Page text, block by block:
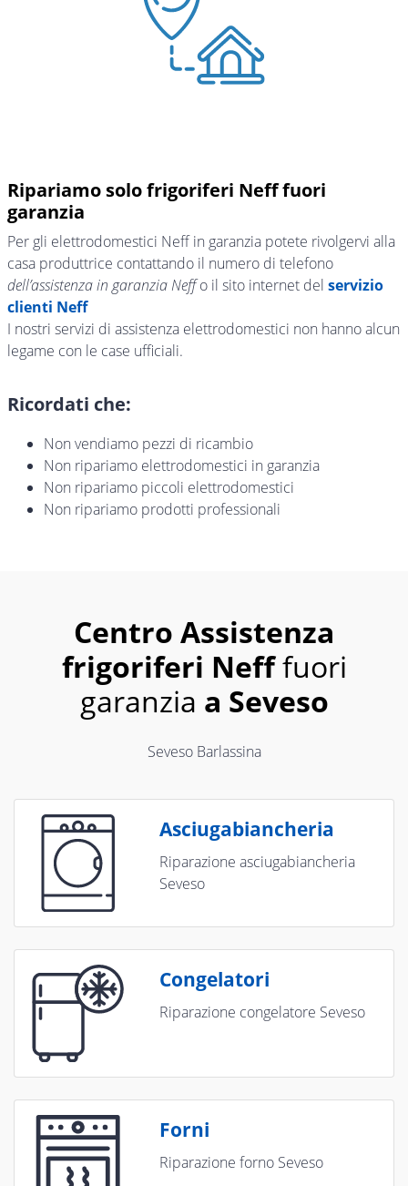
Ripariamo solo frigoriferi Neff fuori
garanzia
Per gli elettrodomestici Neff in garanzia potete rivolgervi alla
casa produttrice contattando il numero di telefono
dell’assistenza in garanzia Neffo il sito internet del servizio
clienti Neff
I nostri servizi di assistenza elettrodomestici non hanno alcun
legame con le case ufficiali.
Ricordati che:
Non vendiamo pezzi di ricambio
Non ripariamo elettrodomestici in garanzia
Non ripariamo piccoli elettrodomestici
Non ripariamo prodotti professionali
Centro Assistenza
frigoriferi Nefffuori
garanzia a Seveso
Seveso Barlassina
Asciugabiancheria
Riparazione asciugabiancheria
Seveso
Congelatori
Riparazione congelatore Seveso
Forni
Riparazione forno Seveso